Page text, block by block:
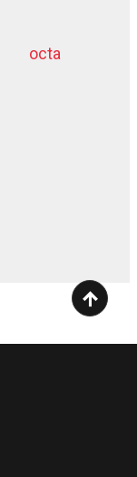
octa
dziļurbums